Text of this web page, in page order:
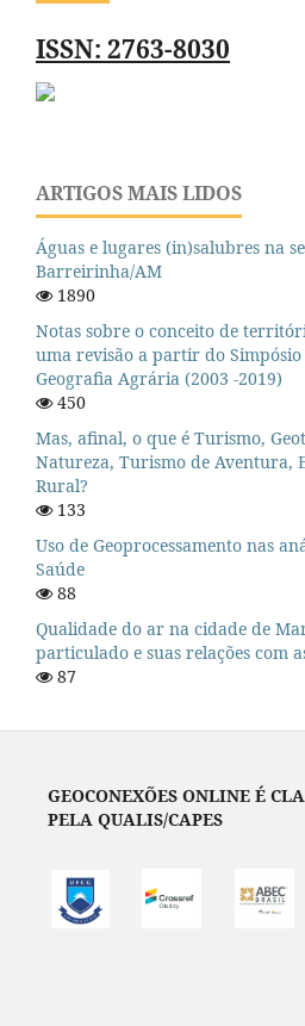
ISSN: 2763-8030
ARTIGOS MAIS LIDOS
Águas e lugares (in)salubres na
Barreirinha/AM
1890
Notas sobre o conceito de
uma revisão a partir do
Geografia Agrária (2003 -2019)
450
Mas, afinal, o que é Turismo,
Natureza, Turismo de Aventura,
Rural?
133
Uso de Geoprocessamento nas
Saúde
88
Qualidade do ar na cidade de
particulado e suas relações com
87
GEOCONEXÕES ONLINE É
PELA QUALIS/CAPES